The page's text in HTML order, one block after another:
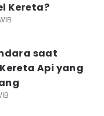
Kereta?
saat
Api yang